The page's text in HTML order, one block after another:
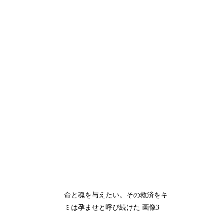
命と魂を与えたい。その救済をキ
ミは孕ませと呼び続けた 画像3